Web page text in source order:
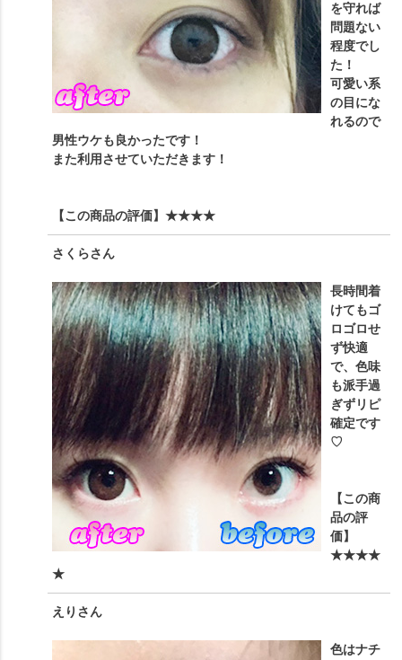
を守れば
問題ない
程度でし
た！
可愛い系
の目にな
れるので
男性ウケも良かったです！
また利用させていただきます！
【この商品の評価】 ★★★★
さくらさん
長時間着
けてもゴ
ロゴロせ
ず快適
で、色味
も派手過
ぎずリピ
確定です
♡
【この商
品の評
価】
★★★★
★
えり さん
色はナチ